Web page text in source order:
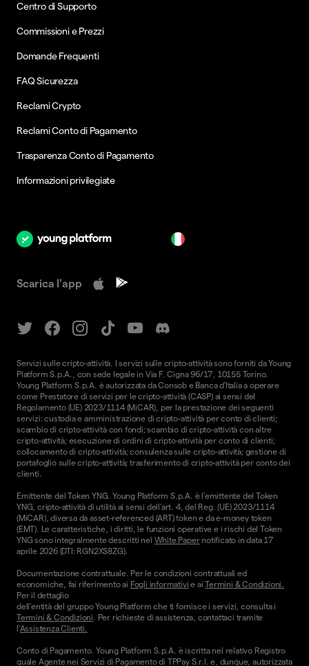
Centro di Supporto
Commissioni e Prezzi
Domande Frequenti
FAQ Sicurezza
Reclami Crypto
Reclami Conto di Pagamento
Trasparenza Conto di Pagamento
Informazioni privilegiate
Scarica l'app
Servizi sulle cripto-attività. I servizi sulle cripto-attività sono forniti da Young
Platform S.p.A., con sede legale in Via F. Cigna 96/17, 10155 Torino.
Young Platform S.p.A. è autorizzata da Consob e Banca d'Italia a operare
come Prestatore di servizi per le cripto-attività (CASP) ai sensi del
Regolamento (UE) 2023/1114 (MiCAR), per la prestazione dei seguenti
servizi: custodia e amministrazione di cripto-attività per conto di clienti;
scambio di cripto-attività con fondi; scambio di cripto-attività con altre
cripto-attività; esecuzione di ordini di cripto-attività per conto di clienti;
collocamento di cripto-attività; consulenza sulle cripto-attività; gestione di
portafoglio sulle cripto-attività; trasferimento di cripto-attività per conto dei
clienti.
Emittente del Token YNG. Young Platform S.p.A. è l'emittente del Token
YNG, cripto-attività di utilità ai sensi dell'art. 4, del Reg. (UE) 2023/1114
(MiCAR), diversa da asset-referenced (ART) token e da e-money token
(EMT). Le caratteristiche, i diritti, le funzioni operative e i rischi del Token
YNG sono integralmente descritti nel White Papernotificato in data 17
aprile 2026 (DTI: RGN2XS8ZG).
Documentazione contrattuale. Per le condizioni contrattuali ed
economiche, fai riferimento ai Fogli informativi e aiTermini & Condizioni.
Per il dettaglio
dell'entità del gruppo Young Platform che ti fornisce i servizi, consulta i
Termini & Condizioni. Per richieste di assistenza, contattaci tramite
l'Assistenza Clienti.
Conto di Pagamento. Young Platform S.p.A. è iscritta nel relativo Registro
quale Agente nei Servizi di Pagamento di TPPay S.r.l. e, dunque, autorizzata